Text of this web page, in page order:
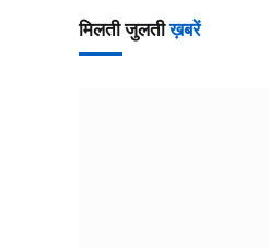
मिलती जुलतीख़बरें